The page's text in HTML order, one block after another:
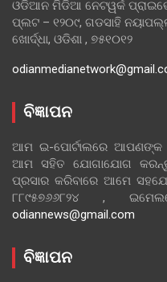
ଓଡିଆନ ମିଡିଆ ନେଟୱର୍କ
ପ୍ଲଟ – ୧୨୦୯, ଗଡସାହି
ଖୋର୍ଦ୍ଧା, ଓଡିଶା , ୭୫୧୦୧୨
ବିଜ୍ଞାପନ
ଆମ ଇ-ପୋର୍ଟାଲରେ ଆପଣଙ୍କ
ଆମ ସହିତ ଯୋଗାଯୋଗ
ପ୍ରସାର କରିବାରେ ଆମେ
୮୮୯୫୭୬୬୮୨୪ ,
odiannews@gmail.com
ବିଜ୍ଞାପନ